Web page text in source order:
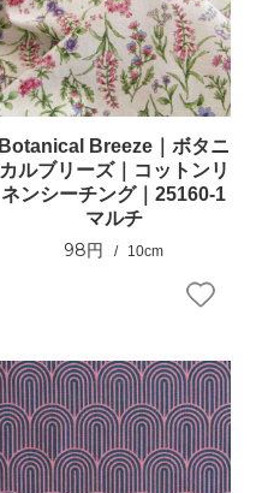
Botanical Breeze｜ボタニ
カルブリーズ｜コットンリ
ネンシーチング｜25160-1
マルチ
98円 10cm